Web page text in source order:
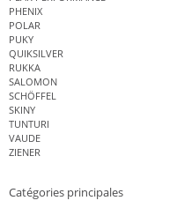
PHENIX
POLAR
PUKY
QUIKSILVER
RUKKA
SALOMON
SCHÖFFEL
SKINY
TUNTURI
VAUDE
ZIENER
Catégories principales